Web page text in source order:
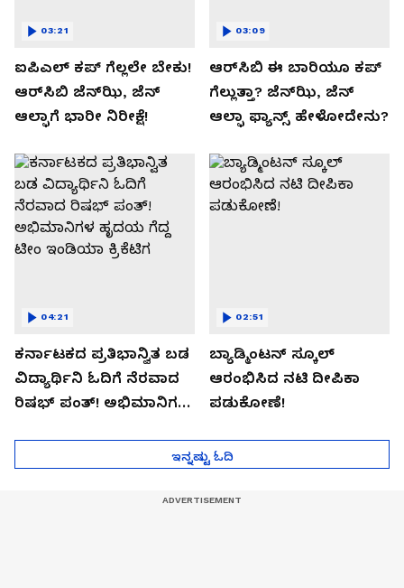
ಐಪಿಎಲ್ ಕಪ್‌ ಗೆಲ್ಲಲೇ ಬೇಕು!
ಆರ್‌ಸಿಬಿ ಜೆನ್‌ಝಿ, ಜೆನ್‌
ಆಲ್ಫಾಗೆ ಭಾರೀ ನಿರೀಕ್ಷೆ!
03:21
ಆರ್‌ಸಿಬಿ ಈ ಬಾರಿಯೂ ಕಪ್‌
ಗೆಲ್ಲುತ್ತಾ? ಜೆನ್‌ಝಿ, ಜೆನ್‌
ಆಲ್ಫಾ ಫ್ಯಾನ್ಸ್ ಹೇಳೋದೇನು?
03:09
ಕರ್ನಾಟಕದ ಪ್ರತಿಭಾನ್ವಿತ ಬಡ
ವಿದ್ಯಾರ್ಥಿನಿ ಓದಿಗೆ ನೆರವಾದ
ರಿಷಭ್ ಪಂತ್! ಅಭಿಮಾನಿಗಳ
04:21
ಬ್ಯಾಡ್ಮಿಂಟನ್ ಸ್ಕೂಲ್​
ಆರಂಭಿಸಿದ ನಟಿ ದೀಪಿಕಾ
ಪಡುಕೋಣೆ!
02:51
ಇನ್ನಷ್ಟು ಓದಿ